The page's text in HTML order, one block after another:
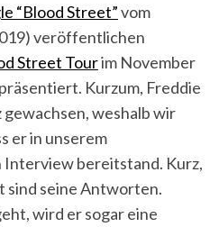
“Blood Street”vom
veröffentlichen
Street Tourim November
Kurzum, Freddie
gewachsen, weshalb wir
er in unserem
bereitstand. Kurz,
sind seine Antworten.
wird er sogar eine